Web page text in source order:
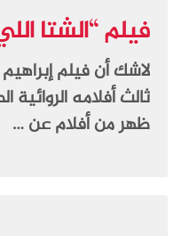
فيلم “الشتا
لاشك أن فيلم
ثالث أفلامه
ظهر من أفلام عن …